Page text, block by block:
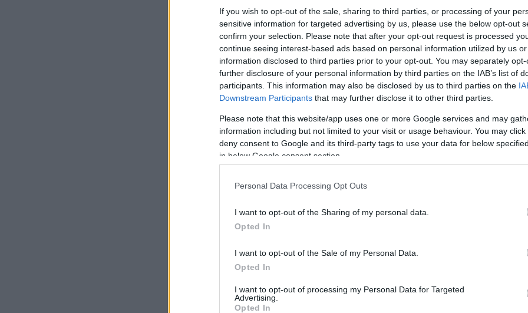
If you wish to opt-out of the sale, sharing to third parties, or processing of your
sensitive information for targeted advertising by us, please use the below opt-out
confirm your selection. Please note that after your opt-out request is processed
continue seeing interest-based ads based on personal information utilized by us
information disclosed to third parties prior to your opt-out. You may separately
further disclosure of your personal information by third parties on the IAB’s list of
participants. This information may also be disclosed by us to third parties on the
Downstream Participants that may further disclose it to other third parties.
Please note that this website/app uses one or more Google services and may
information including but not limited to your visit or usage behaviour. You may
deny consent to Google and its third-party tags to use your data for below
in below Google consent section.
Personal Data Processing Opt Outs
I want to opt-out of the Sharing of my personal data.
Opted In
I want to opt-out of the Sale of my Personal Data.
Opted In
I want to opt-out of processing my Personal Data for Targeted
Advertising.
Opted In
παγκρέατος (mPDAC) μετά από αποτυχία
ασθενείς, οι οποίοι έλαβαν είτε daraxonrasib
επιλογής του ερευνητή. Το daraxonrasib
προσφέροντας ένα πρωτοφανές όφελος
καρκίνο παγκρέατος.
μείωσε τον κίνδυνο
Το 31.6% των ασθενών
11.2% αυτών που έλαβαν χημειοθεραπεία.